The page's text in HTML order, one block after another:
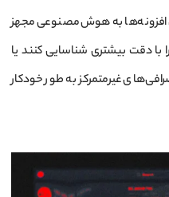
افزونه‌ها به هوش مصنوعی مجهز
دقت بیشتری شناسایی کنند یا
غیرمتمرکز به طور خودکار